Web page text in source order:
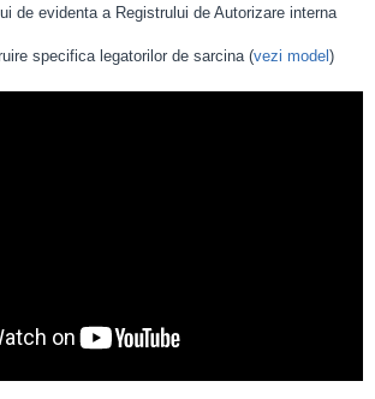
de evidenta a Registrului de Autorizare interna
specifica legatorilor de sarcina (vezi model )